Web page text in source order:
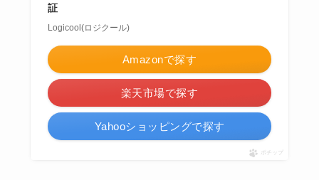
証
Logicool(ロジクール)
Amazonで探す
楽天市場で探す
Yahooショッピングで探す
ポチップ